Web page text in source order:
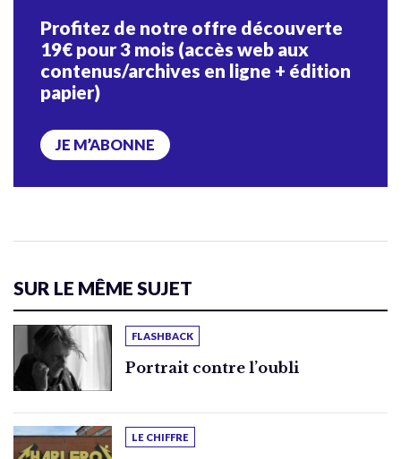
Profitez de notre offre découverte
19€ pour 3 mois (accès web aux
contenus/archives en ligne + édition
papier)
JE M’ABONNE
SUR LE MÊME SUJET
FLASHBACK
Portrait contre l’oubli
LE CHIFFRE